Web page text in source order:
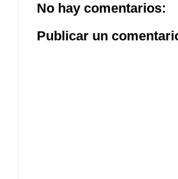
No hay comentarios:
Publicar un